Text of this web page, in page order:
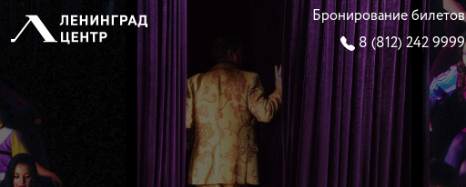
Бронирование билетов
8 (812) 242 9999